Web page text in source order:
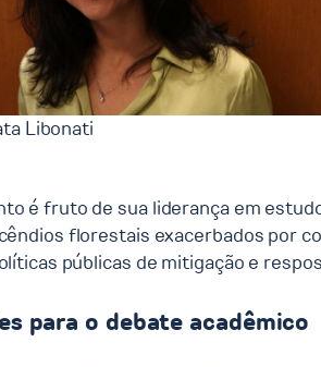
Libonati
é fruto de sua liderança em
florestais exacerbados por
públicas de mitigação e
para o debate acadêmico